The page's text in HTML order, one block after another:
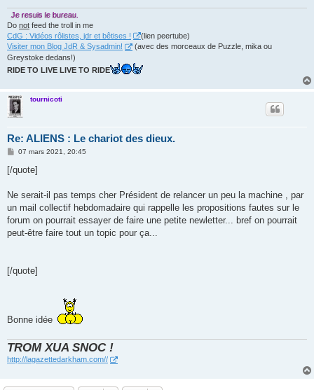
Je resuis le bureau.
Do not feed the troll in me
CdG : Vidéos rôlistes, jdr et bêtises !
(lien peertube)
Visiter mon Blog JdR & Sysadmin!
(avec des morceaux de Puzzle, mika ou
Greystoke dedans!)
RIDE TO LIVE LIVE TO RIDE
tournicoti
Re: ALIENS : Le chariot des dieux.
M
s
s
g
07 mars 2021, 20:45
[/quote]
Ne serait-il pas temps cher Président de relancer un peu la machine , par
un mail collectif hebdomadaire qui rappelle les propositions fautes sur le
forum on pourrait essayer de faire une petite newletter... bref on pourrait
peut-être faire tout un topic pour ça...
[/quote]
Bonne idée
TROM XUA SNOC !
http://lagazettedarkham.com//